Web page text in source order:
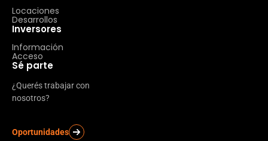
Locaciones
Desarrollos
Inversores
Información
Acceso
Sé parte
¿Querés trabajar con
nosotros?
Oportunidades